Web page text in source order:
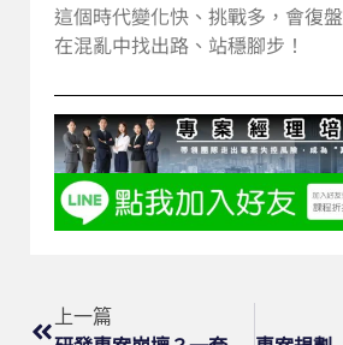
這個時代變化快、挑戰多，會復
在混亂中找出路、站穩腳步！
上一篇